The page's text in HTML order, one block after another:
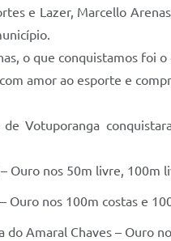
e Lazer, Marcello
o que conquistamos foi
amor ao esporte e
Votuporanga
Ouro nos 50m livre, 100m
Ouro nos 100m costas e
do Amaral Chaves – Ouro